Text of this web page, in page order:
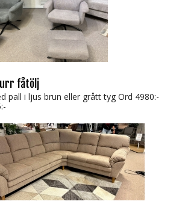
fåtölj
pall i ljus brun eller grått tyg Ord 4980:-